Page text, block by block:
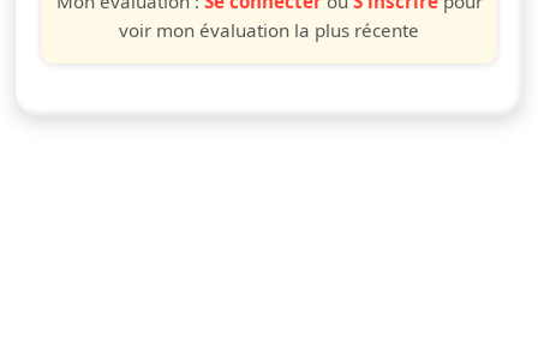
voir mon évaluation la plus récente